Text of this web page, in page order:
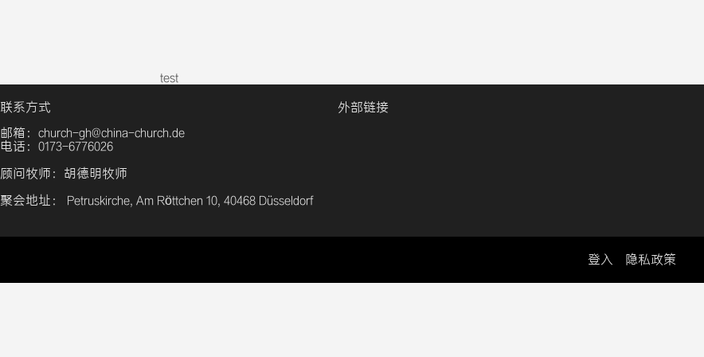
test
联系方式
邮箱：church-gh@china-church.de
电话：0173-6776026
顾问牧师：胡德明牧师
聚会地址： Petruskirche, Am Röttchen 10, 40468 Düsseldorf
外部链接
登入 隐私政策